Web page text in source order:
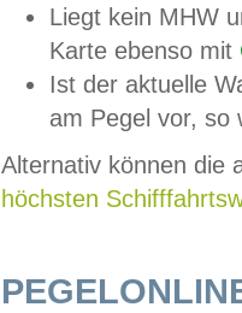
Liegt kein MHW
Karte ebenso mit
Ist der aktuelle
am Pegel vor,
Alternativ können die
höchsten